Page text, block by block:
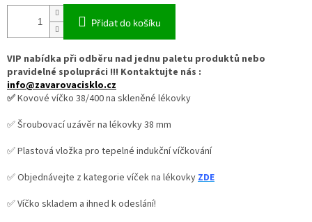
Přidat do košíku
VIP nabídka při odběru nad jednu paletu produktů nebo
pravidelné spolupráci !!! Kontaktujte nás :
info@zavarovacisklo.cz
✅Kovové víčko 38/400 na skleněné lékovky
✅ Šroubovací uzávěr na lékovky 38 mm
✅ Plastová vložka pro tepelné indukční víčkování
✅ Objednávejte z kategorie víček na lékovky ZDE
✅ Víčko skladem a ihned k odeslání!